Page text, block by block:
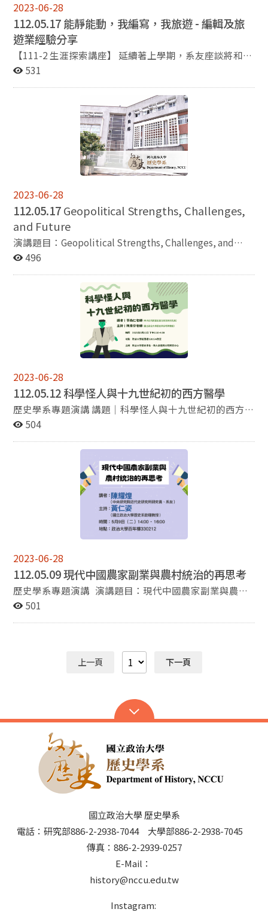
2023-06-28
112.05.17 能靜能動，我編寫，我旅遊 - 編輯及旅
遊業經驗分享
【111-2 生涯探索講座】 延續著上學期，系友座談將和文
學院「壯遊．指南：人文學素養導向高教學習創新計畫」
「編輯業」或「旅遊業」有過各種迷思呢？人們對於上述
兩種行業的產業、工作項目可能不甚了解，抑或存有刻板
長與蘇建承學長，來幫大家解惑＆分享他們的經驗！ 蔣學
長現任墨刻出版社特約採訪編輯，將透過這次座談， 針對
「旅遊、產業、職涯」等主題，和參與者進行深度的交流
旅遊產業的親身經歷，以及帶團時的實務心得。 有興趣參
與的朋友請務必填寫報名表單，以利學術股統計人數， 歡
迎大家報名參加！ 主題：能靜能動，我編寫，我旅遊 - 編
輯及旅遊業經驗分享 時間：5/17（三）19:00 - 21:00 地
點：資訊⼤樓140104 教室 講題 / 講者： - 當文字踏上旅
531
2023-06-28
112.05.17Geopolitical Strengths, Challenges,
and Future
演講題目：Geopolitical Strengths, Challenges, and
Future 講者：William A. Stanton, PhD (Professor NCCU
496
2023-06-28
112.05.12 科學怪人與十九世紀初的西方醫學
歷史學系專題演講 講題｜科學怪人與十九世紀初的西方醫
學 講者｜李尚仁老師（中央研究院歷史語言研究所研究
大學道藩樓320224教室 主辦｜政治大學歷史學系、政大
身體與文明研究中心
504
2023-06-28
112.05.09 現代中國農家副業與農村統治的再思考
歷史學系專題演講 演講題目：現代中國農家副業與農村
統治的再思考 講者：陳耀煌（中央研究院近代史研究所研
501
上一頁 下一頁
國立政治大學 歷史學系
電話：研究部886-2-2938-7044 大學部886-2-2938-7045
傳真：886-2-2939-0257
E-Mail：
history@nccu.edu.tw
Instagram: